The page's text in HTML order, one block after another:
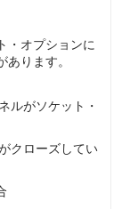
・オプションに
ります。
ルがソケット・
クローズしてい